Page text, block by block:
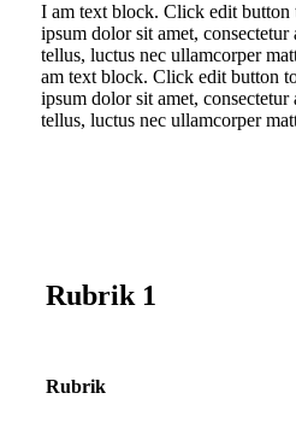
I am text block. Click edit button
ipsum dolor sit amet,
tellus, luctus nec ullamcorper
am text block. Click edit button
ipsum dolor sit amet,
tellus, luctus nec ullamcorper
Rubrik 1
Rubrik